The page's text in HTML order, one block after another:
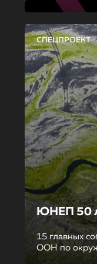
СПЕЦПРОЕКТ
ЮНЕП 50
15 главных
ООН по